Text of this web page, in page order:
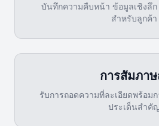
บันทึกความคืบหน้า ข้อมูลเชิงลึ
สำหรับลูกค้า
การสัมภา
รับการถอดความที่ละเอียดพร้อม
ประเด็นสำคัญ